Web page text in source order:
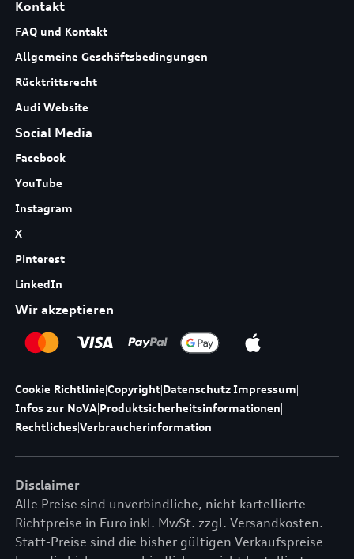
Kontakt
FAQ und Kontakt
Allgemeine Geschäftsbedingungen
Rücktrittsrecht
Audi Website
Social Media
Facebook
YouTube
Instagram
X
Pinterest
LinkedIn
Wir akzeptieren
Cookie Richtlinie|Copyright|Datenschutz|Impressum|
Infos zur NoVA|Produktsicherheitsinformationen|
Rechtliches|Verbraucherinformation
Disclaimer
Alle Preise sind unverbindliche, nicht kartellierte
Richtpreise in Euro inkl. MwSt. zzgl. Versandkosten.
Statt-Preise sind die bisher gültigen Verkaufspreise